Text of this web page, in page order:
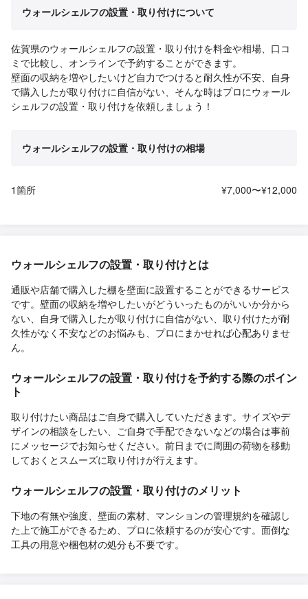
ウォールシェルフの設置・取り付けについて
佐賀県のウォールシェルフの設置・取り付けを料金や相場、口コ
ミで比較し、オンラインで予約することができます。
壁面の収納を増やしたいけど自力でつけると耐久性が不安、自身
で購入したが取り付けに自信がない、そんな時はプロにウォール
シェルフの設置・取り付けを依頼しましょう！
ウォールシェルフの設置・取り付けの相場
1箇所 ¥7,000〜¥12,000
ウォールシェルフの設置・取り付けとは
通販や店舗で購入した棚を壁面に設置することができるサービス
です。壁面の収納を増やしたいがどういったものがいいか分から
ない、自身で購入したが取り付けに自信がない、取り付けたが耐
久性がなく不安などのお悩みも、プロにまかせれば心配ありませ
ん。
ウォールシェルフの設置・取り付けを予約する際のポイン
ト
取り付けたい商品はご自身で購入していただきます。サイズやデ
ザインの相談をしたい、ご自身で手配できないなどの場合は事前
にメッセージでお知らせください。前日までに周囲の荷物を移動
しておくとスムーズに取り付けが行えます。
ウォールシェルフの設置・取り付けのメリット
下地の有無や強度、壁面の素材、マンションの管理規約を確認し
た上で施工ができるため、プロに依頼するのが安心です。面倒な
工具の用意や梱包材の処分も不要です。